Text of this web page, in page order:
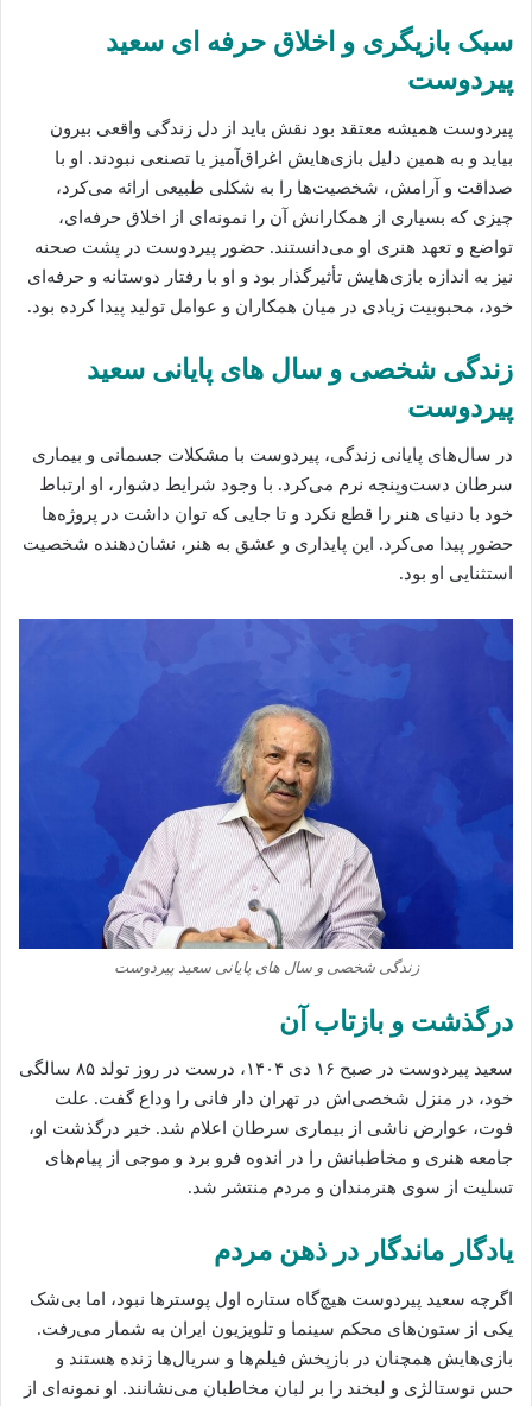
سبک بازیگری و اخلاق حرفه‌ ای سعید
پیردوست
پیردوست همیشه معتقد بود نقش باید از دل زندگی واقعی بیرون
بیاید و به همین دلیل بازی‌هایش اغراق‌آمیز یا تصنعی نبودند. او با
صداقت و آرامش، شخصیت‌ها را به شکلی طبیعی ارائه می‌کرد،
چیزی که بسیاری از همکارانش آن را نمونه‌ای از اخلاق حرفه‌ای،
تواضع و تعهد هنری او می‌دانستند. حضور پیردوست در پشت صحنه
نیز به اندازه بازی‌هایش تأثیرگذار بود و او با رفتار دوستانه و حرفه‌ای
خود، محبوبیت زیادی در میان همکاران و عوامل تولید پیدا کرده بود.
زندگی شخصی و سال‌ های پایانی سعید
پیردوست
در سال‌های پایانی زندگی، پیردوست با مشکلات جسمانی و بیماری
سرطان دست‌وپنجه نرم می‌کرد. با وجود شرایط دشوار، او ارتباط
خود با دنیای هنر را قطع نکرد و تا جایی که توان داشت در پروژه‌ها
حضور پیدا می‌کرد. این پایداری و عشق به هنر، نشان‌دهنده شخصیت
استثنایی او بود.
زندگی شخصی و سال‌ های پایانی سعید پیردوست
درگذشت و بازتاب آن
سعید پیردوست در صبح ۱۶ دی ۱۴۰۴، درست در روز تولد ۸۵ سالگی
خود، در منزل شخصی‌اش در تهران دار فانی را وداع گفت. علت
فوت، عوارض ناشی از بیماری سرطان اعلام شد. خبر درگذشت او،
جامعه هنری و مخاطبانش را در اندوه فرو برد و موجی از پیام‌های
تسلیت از سوی هنرمندان و مردم منتشر شد.
یادگار ماندگار در ذهن مردم
اگرچه سعید پیردوست هیچ‌گاه ستاره اول پوسترها نبود، اما بی‌شک
یکی از ستون‌های محکم سینما و تلویزیون ایران به شمار می‌رفت.
بازی‌هایش همچنان در بازپخش فیلم‌ها و سریال‌ها زنده هستند و
حس نوستالژی و لبخند را بر لبان مخاطبان می‌نشانند. او نمونه‌ای از